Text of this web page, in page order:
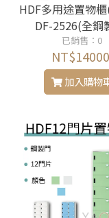
HDF多用途置物
DF-2526(全鋼
已銷售：0
NT$14000
加入購物